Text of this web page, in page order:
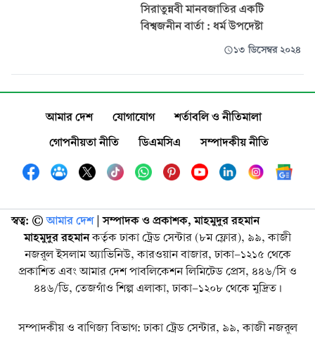
সিরাতুন্নবী মানবজাতির একটি
বিশ্বজনীন বার্তা : ধর্ম উপদেষ্টা
১৩ ডিসেম্বর ২০২৪
আমার দেশ যোগাযোগ
শর্তাবলি ও নীতিমালা
গোপনীয়তা নীতি
ডিএমসিএ সম্পাদকীয় নীতি
স্বত্ব: ©️ আমার দেশ| সম্পাদক ও প্রকাশক, মাহমুদুর রহমান
মাহমুদুর রহমানকর্তৃক ঢাকা ট্রেড সেন্টার (৮ম ফ্লোর), ৯৯, কাজী
নজরুল ইসলাম অ্যাভিনিউ, কারওয়ান বাজার, ঢাকা-১২১৫ থেকে
প্রকাশিত এবং আমার দেশ পাবলিকেশন লিমিটেড প্রেস, ৪৪৬/সি ও
৪৪৬/ডি, তেজগাঁও শিল্প এলাকা, ঢাকা-১২০৮ থেকে মুদ্রিত।
সম্পাদকীয় ও বাণিজ্য বিভাগ: ঢাকা ট্রেড সেন্টার, ৯৯, কাজী নজরুল